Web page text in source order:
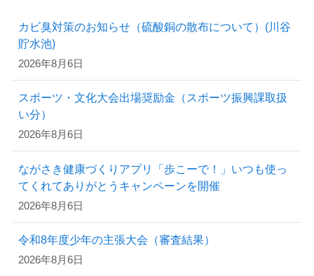
カビ臭対策のお知らせ（硫酸銅の散布について）(川谷
貯水池)
2026年8月6日
スポーツ・文化大会出場奨励金（スポーツ振興課取扱
い分）
2026年8月6日
ながさき健康づくりアプリ「歩こーで！」いつも使っ
てくれてありがとうキャンペーンを開催
2026年8月6日
令和8年度少年の主張大会（審査結果）
2026年8月6日